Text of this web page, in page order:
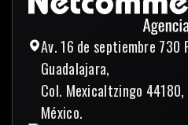
Av. 16 de septiembre 730
Guadalajara,
Col. Mexicaltzingo
México.